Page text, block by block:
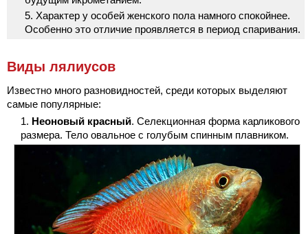
Характер у особей женского пола намного спокойнее.
Особенно это отличие проявляется в период спаривания.
Виды лялиусов
Известно много разновидностей, среди которых выделяют
самые популярные:
Неоновый красный. Селекционная форма карликового
размера. Тело овальное с голубым спинным плавником.